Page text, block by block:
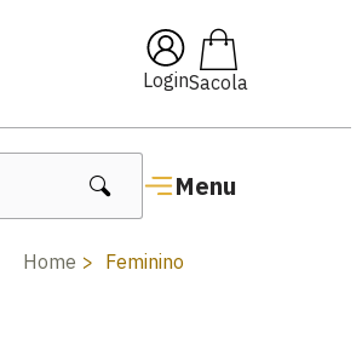
Login
Menu
🔥 Lançamentos Femininos
Home Feminino